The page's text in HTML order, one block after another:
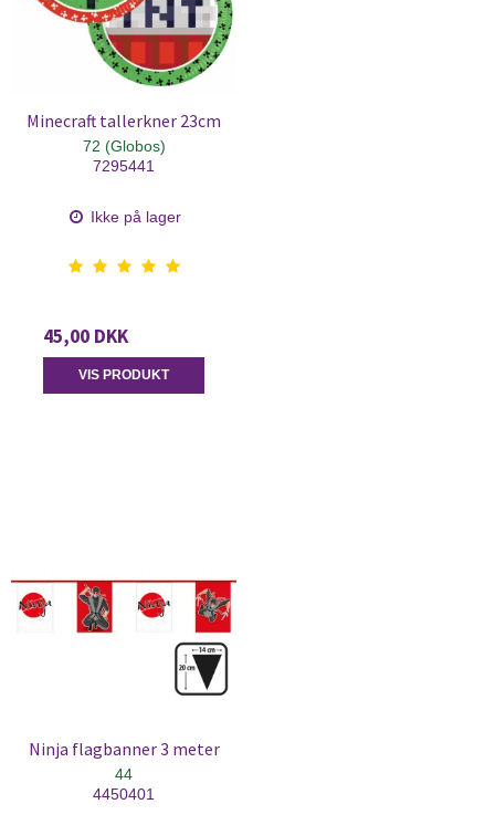
Minecraft tallerkner 23cm
72 (Globos)
7295441
Ikke på lager
45,00 DKK
VIS PRODUKT
Ninja flagbanner 3 meter
44
4450401